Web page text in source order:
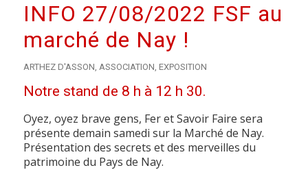
INFO 27/08/2022 FSF au
marché de Nay !
ARTHEZ D'ASSON, ASSOCIATION, EXPOSITION
Notre stand de 8 h à 12 h 30.
Oyez, oyez brave gens, Fer et Savoir Faire sera
présente demain samedi sur la Marché de Nay.
Présentation des secrets et des merveilles du
patrimoine du Pays de Nay.